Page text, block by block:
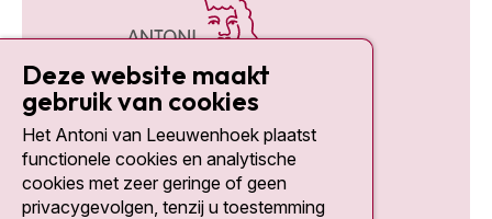
Social media
Deze website maakt
gebruik van cookies
Het Antoni van Leeuwenhoek plaatst
functionele cookies en analytische
cookies met zeer geringe of geen
privacygevolgen, tenzij u toestemming